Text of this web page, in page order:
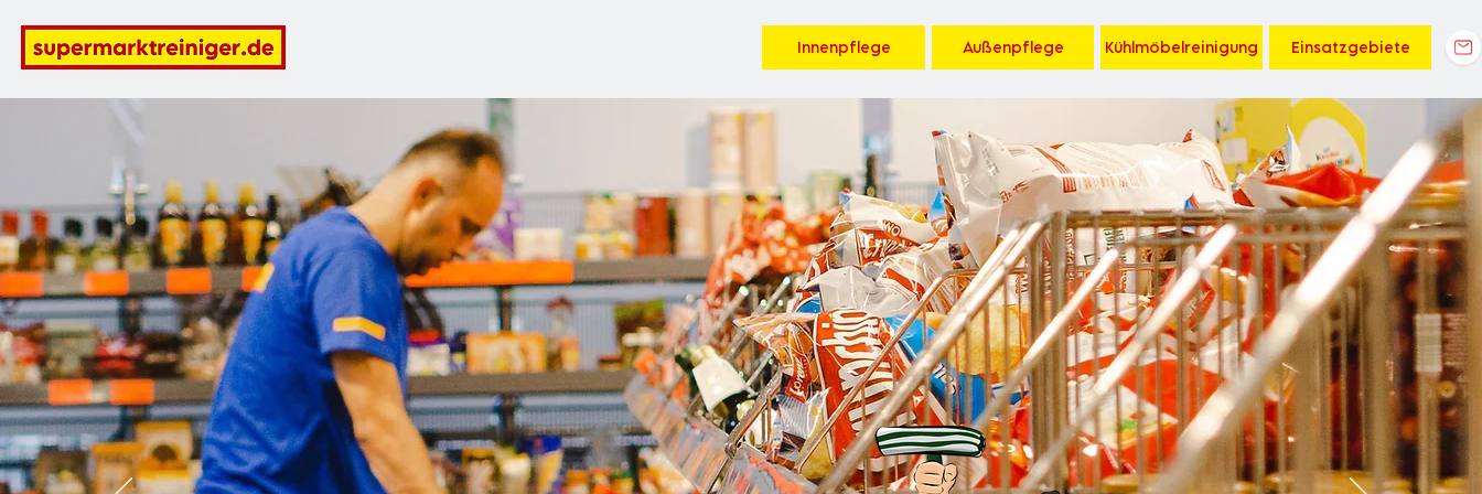
Innenpflege Außenpflege Kühlmöbelreinigung Einsatzgebiete